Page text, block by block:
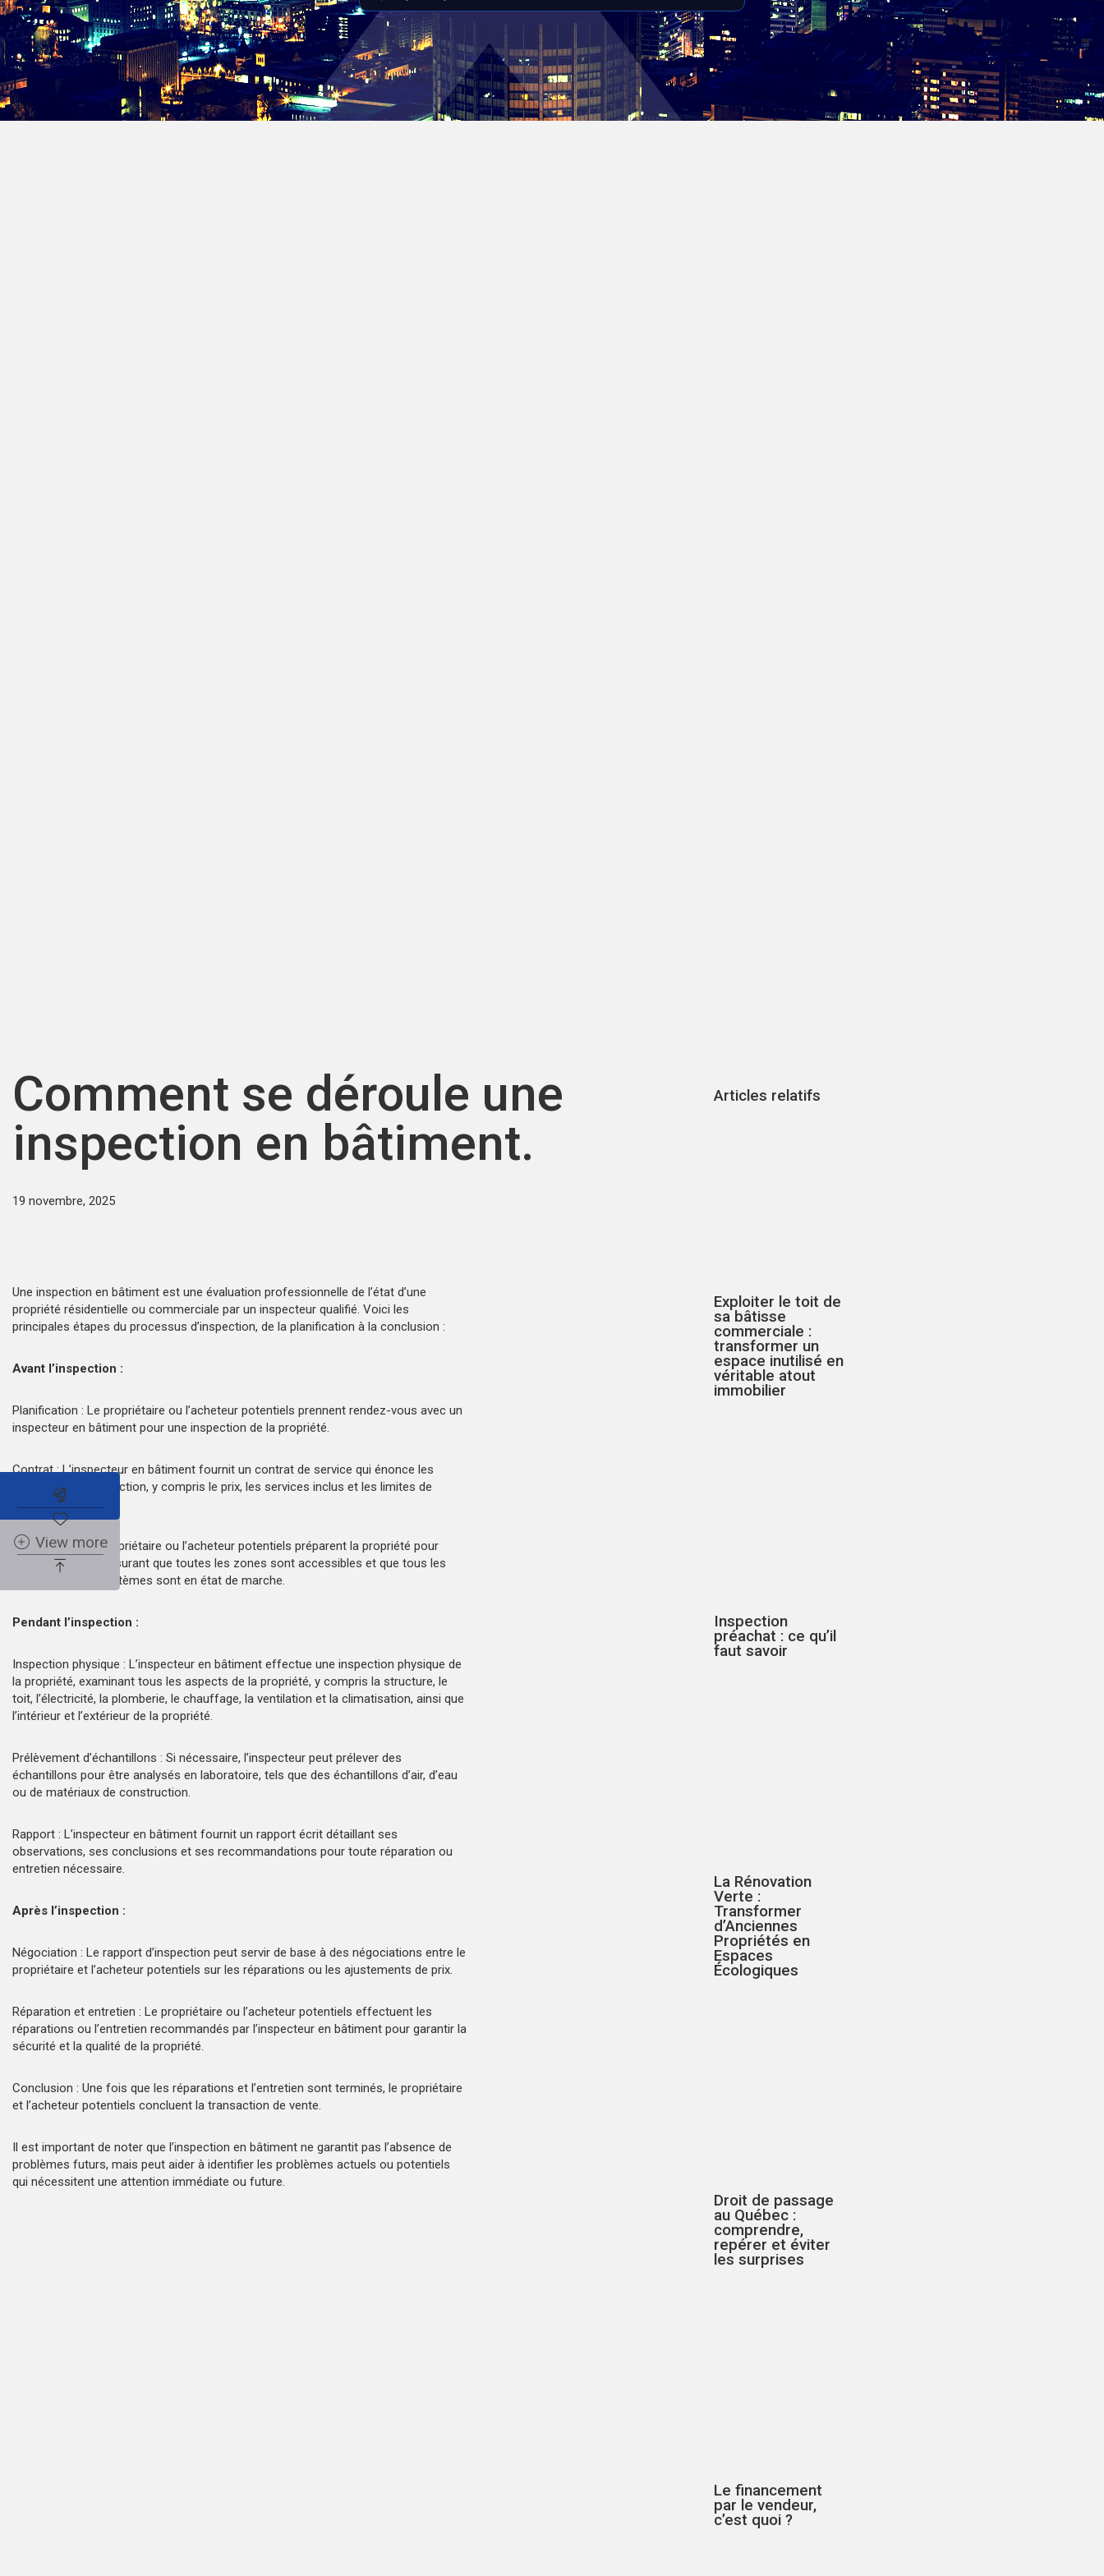
Comment se déroule une
inspection en bâtiment.
19 novembre, 2025
Une inspection en bâtiment est une évaluation professionnelle de l’état d’une
propriété résidentielle ou commerciale par un inspecteur qualifié. Voici les
principales étapes du processus d’inspection, de la planification à la conclusion :
Avant l’inspection :
Planification : Le propriétaire ou l’acheteur potentiels prennent rendez-vous avec un
inspecteur en bâtiment pour une inspection de la propriété.
Contrat : L’inspecteur en bâtiment fournit un contrat de service qui énonce les
modalités de l’inspection, y compris le prix, les services inclus et les limites de
responsabilité.
Préparation : Le propriétaire ou l’acheteur potentiels préparent la propriété pour
l’inspection en s’assurant que toutes les zones sont accessibles et que tous les
équipements et systèmes sont en état de marche.
Pendant l’inspection :
Inspection physique : L’inspecteur en bâtiment effectue une inspection physique de
la propriété, examinant tous les aspects de la propriété, y compris la structure, le
toit, l’électricité, la plomberie, le chauffage, la ventilation et la climatisation, ainsi que
l’intérieur et l’extérieur de la propriété.
Prélèvement d’échantillons : Si nécessaire, l’inspecteur peut prélever des
échantillons pour être analysés en laboratoire, tels que des échantillons d’air, d’eau
ou de matériaux de construction.
Rapport : L’inspecteur en bâtiment fournit un rapport écrit détaillant ses
observations, ses conclusions et ses recommandations pour toute réparation ou
entretien nécessaire.
Après l’inspection :
Négociation : Le rapport d’inspection peut servir de base à des négociations entre le
propriétaire et l’acheteur potentiels sur les réparations ou les ajustements de prix.
Réparation et entretien : Le propriétaire ou l’acheteur potentiels effectuent les
réparations ou l’entretien recommandés par l’inspecteur en bâtiment pour garantir la
sécurité et la qualité de la propriété.
Conclusion : Une fois que les réparations et l’entretien sont terminés, le propriétaire
et l’acheteur potentiels concluent la transaction de vente.
Il est important de noter que l’inspection en bâtiment ne garantit pas l’absence de
problèmes futurs, mais peut aider à identifier les problèmes actuels ou potentiels
qui nécessitent une attention immédiate ou future.
Articles relatifs
Exploiter le toit de
sa bâtisse
commerciale :
transformer un
espace inutilisé en
véritable atout
immobilier
Inspection
préachat : ce qu’il
faut savoir
La Rénovation
Verte :
Transformer
d’Anciennes
Propriétés en
Espaces
Écologiques
Droit de passage
au Québec :
comprendre,
repérer et éviter
les surprises
Le financement
par le vendeur,
c’est quoi ?
Abonnez-vous à l'alerte immobilière
View more